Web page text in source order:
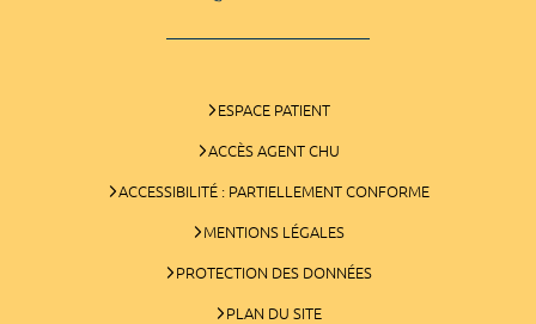
ESPACE PATIENT
ACCÈS AGENT CHU
ACCESSIBILITÉ : PARTIELLEMENT CONFORME
MENTIONS LÉGALES
PROTECTION DES DONNÉES
PLAN DU SITE